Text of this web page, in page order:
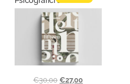
€30,00 €27,00